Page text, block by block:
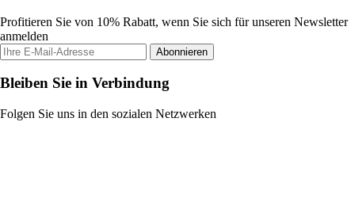
Profitieren Sie von 10% Rabatt, wenn Sie sich für unseren Newsletter
anmelden
Abonnieren
Bleiben Sie in Verbindung
Folgen Sie uns in den sozialen Netzwerken